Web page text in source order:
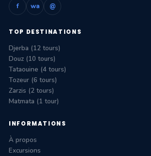
f wa @
TOP DESTINATIONS
Djerba (12 tours)
Douz (10 tours)
Tataouine (4 tours)
Tozeur (6 tours)
Zarzis (2 tours)
Matmata (1 tour)
INFORMATIONS
À propos
Excursions